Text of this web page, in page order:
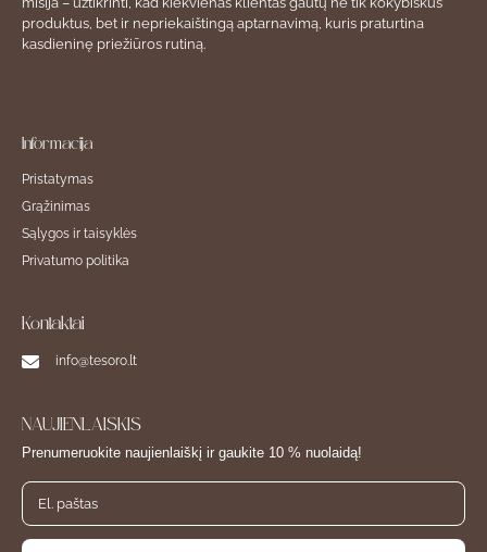
produktus, bet ir nepriekaištingą aptarnavimą, kuris praturtina
kasdieninę priežiūros rutiną.
Informacija
Pristatymas
Grąžinimas
Sąlygos ir taisyklės
Privatumo politika
Kontaktai
info@tesoro.lt
NAUJIENLAIŠKIS
Prenumeruokite naujienlaiškį ir gaukite 10 % nuolaidą!